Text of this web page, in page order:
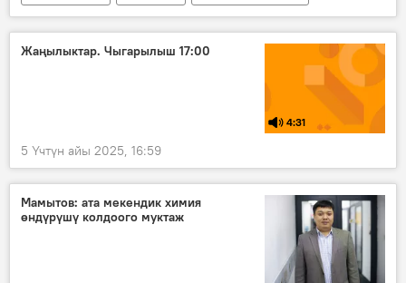
Дональд Трамп
Кир Стармер
атайын операция
согуш Украина
Жаңылыктар. Чыгарылыш 17:00
4:31
5 Үчтүн айы 2025, 16:59
Мамытов: ата мекендик химия
өндүрүшү колдоого муктаж